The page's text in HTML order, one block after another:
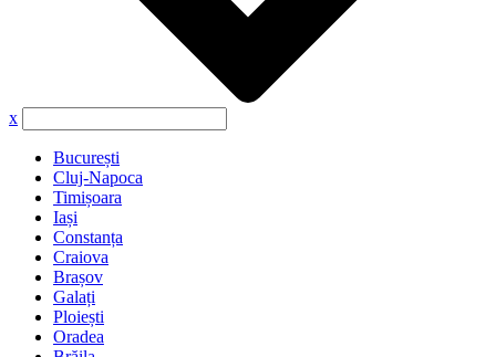
x
București
Cluj-Napoca
Timișoara
Iași
Constanța
Craiova
Brașov
Galați
Ploiești
Oradea